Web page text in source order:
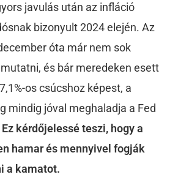
javulás után az infláció
bizonyult 2024 elején. Az
óta már nem sok
és bár meredeken esett
os csúcshoz képest, a
mindig jóval meghaladja a Fed
Ez kérdőjelessé teszi, hogy a
hamar és mennyivel fogják
a kamatot.